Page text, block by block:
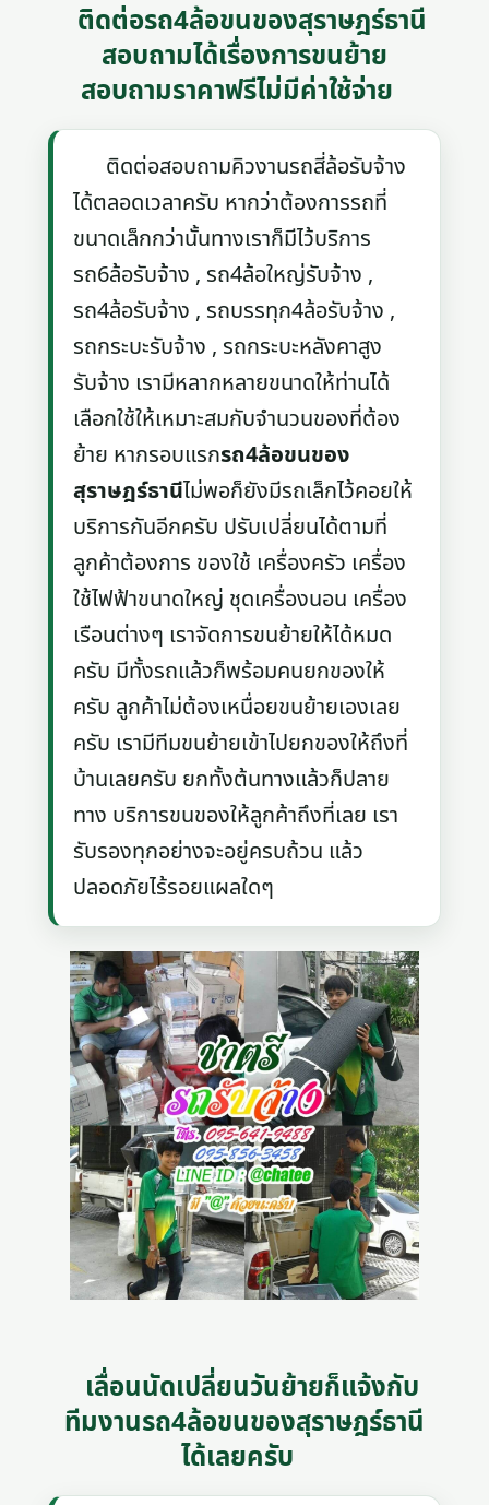
ติดต่อรถ4ล้อขนของสุราษฎร์ธานี
สอบถามได้เรื่องการขนย้าย
สอบถามราคาฟรีไม่มีค่าใช้จ่าย
ติดต่อสอบถามคิวงานรถสี่ล้อรับจ้าง
ได้ตลอดเวลาครับ หากว่าต้องการรถที่
ขนาดเล็กกว่านั้นทางเราก็มีไว้บริการ
รถ6ล้อรับจ้าง , รถ4ล้อใหญ่รับจ้าง ,
รถ4ล้อรับจ้าง , รถบรรทุก4ล้อรับจ้าง ,
รถกระบะรับจ้าง , รถกระบะหลังคาสูง
รับจ้าง เรามีหลากหลายขนาดให้ท่านได้
เลือกใช้ให้เหมาะสมกับจำนวนของที่ต้อง
ย้าย หากรอบแรกรถ4ล้อขนของ
สุราษฎร์ธานีไม่พอก็ยังมีรถเล็กไว้คอยให้
บริการกันอีกครับ ปรับเปลี่ยนได้ตามที่
ลูกค้าต้องการ ของใช้ เครื่องครัว เครื่อง
ใช้ไฟฟ้าขนาดใหญ่ ชุดเครื่องนอน เครื่อง
เรือนต่างๆ เราจัดการขนย้ายให้ได้หมด
ครับ มีทั้งรถแล้วก็พร้อมคนยกของให้
ครับ ลูกค้าไม่ต้องเหนื่อยขนย้ายเองเลย
ครับ เรามีทีมขนย้ายเข้าไปยกของให้ถึงที่
บ้านเลยครับ ยกทั้งต้นทางแล้วก็ปลาย
ทาง บริการขนของให้ลูกค้าถึงที่เลย เรา
รับรองทุกอย่างจะอยู่ครบถ้วน แล้ว
ปลอดภัยไร้รอยแผลใดๆ
เลื่อนนัดเปลี่ยนวันย้ายก็แจ้งกับ
ทีมงานรถ4ล้อขนของสุราษฎร์ธานี
ได้เลยครับ